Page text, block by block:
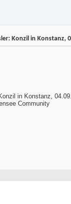
Konzil in Konstanz,
in Konstanz,
Community